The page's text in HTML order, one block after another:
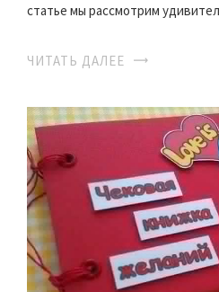
статье мы рассмотрим
ЧИТАТЬ ДАЛЕЕ